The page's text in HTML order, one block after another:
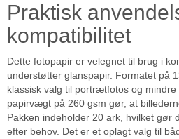
Praktisk
kompatibilitet
Dette fotopapir er velegnet til brug i
understøtter glanspapir. Formatet på
klassisk valg til portrætfotos og
papirvægt på 260 gsm gør, at
Pakken indeholder 20 ark, hvilket gør
efter behov. Det er et oplagt valg til